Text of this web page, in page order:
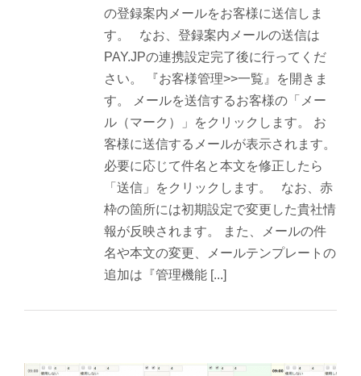
の登録案内メールをお客様に送信しま
す。 なお、登録案内メールの送信は
PAY.JPの連携設定完了後に行ってくだ
さい。 『お客様管理>>一覧』を開きま
す。 メールを送信するお客様の「メー
ル（マーク）」をクリックします。 お
客様に送信するメールが表示されます。
必要に応じて件名と本文を修正したら
「送信」をクリックします。 なお、赤
枠の箇所には初期設定で変更した貴社情
報が反映されます。 また、メールの件
名や本文の変更、メールテンプレートの
追加は『管理機能 [...]